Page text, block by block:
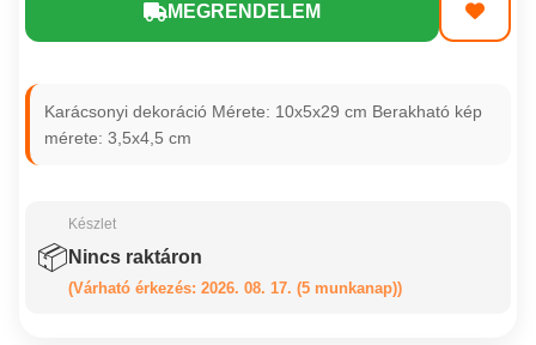
MEGRENDELEM
Karácsonyi dekoráció Mérete: 10x5x29 cm Berakható kép
mérete: 3,5x4,5 cm
📦
Készlet
Nincs raktáron
(Várható érkezés: 2026. 08. 17. (5 munkanap))